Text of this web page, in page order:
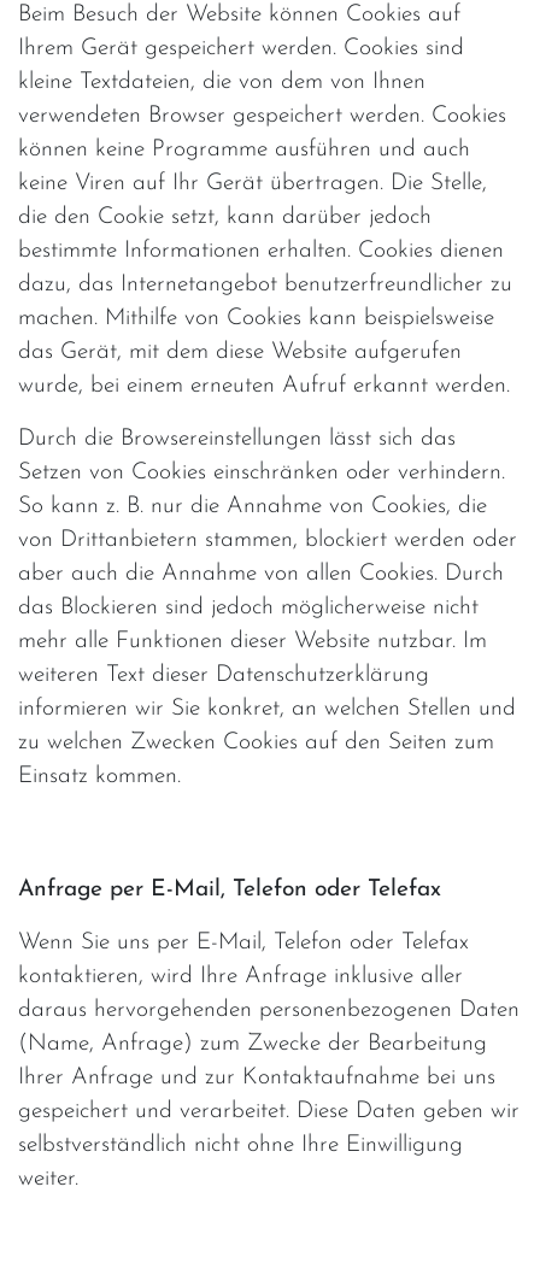
Beim Besuch der Website können Cookies auf
Ihrem Gerät gespeichert werden. Cookies sind
kleine Textdateien, die von dem von Ihnen
verwendeten Browser gespeichert werden. Cookies
können keine Programme ausführen und auch
keine Viren auf Ihr Gerät übertragen. Die Stelle,
die den Cookie setzt, kann darüber jedoch
bestimmte Informationen erhalten. Cookies dienen
dazu, das Internetangebot benutzerfreundlicher zu
machen. Mithilfe von Cookies kann beispielsweise
das Gerät, mit dem diese Website aufgerufen
wurde, bei einem erneuten Aufruf erkannt werden.
Durch die Browsereinstellungen lässt sich das
Setzen von Cookies einschränken oder verhindern.
So kann z. B. nur die Annahme von Cookies, die
von Drittanbietern stammen, blockiert werden oder
aber auch die Annahme von allen Cookies. Durch
das Blockieren sind jedoch möglicherweise nicht
mehr alle Funktionen dieser Website nutzbar. Im
weiteren Text dieser Datenschutzerklärung
informieren wir Sie konkret, an welchen Stellen und
zu welchen Zwecken Cookies auf den Seiten zum
Einsatz kommen.
Anfrage per E-Mail, Telefon oder Telefax
Wenn Sie uns per E-Mail, Telefon oder Telefax
kontaktieren, wird Ihre Anfrage inklusive aller
daraus hervorgehenden personenbezogenen Daten
(Name, Anfrage) zum Zwecke der Bearbeitung
Ihrer Anfrage und zur Kontaktaufnahme bei uns
gespeichert und verarbeitet. Diese Daten geben wir
selbstverständlich nicht ohne Ihre Einwilligung
weiter.